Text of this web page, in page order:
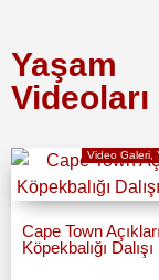
Yaşam
Videoları
Cape Town
Köpekbalığı
Video Galeri,